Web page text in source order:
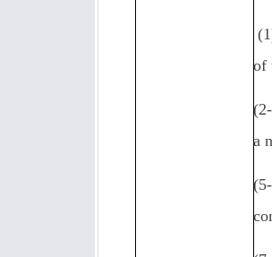
of
a